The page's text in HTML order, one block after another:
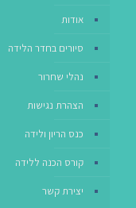
אודות
סיורים בחדר הלידה
נהלי שחרור
הצהרת נגישות
כנס הריון ולידה
קורס הכנה ללידה
יצירת קשר